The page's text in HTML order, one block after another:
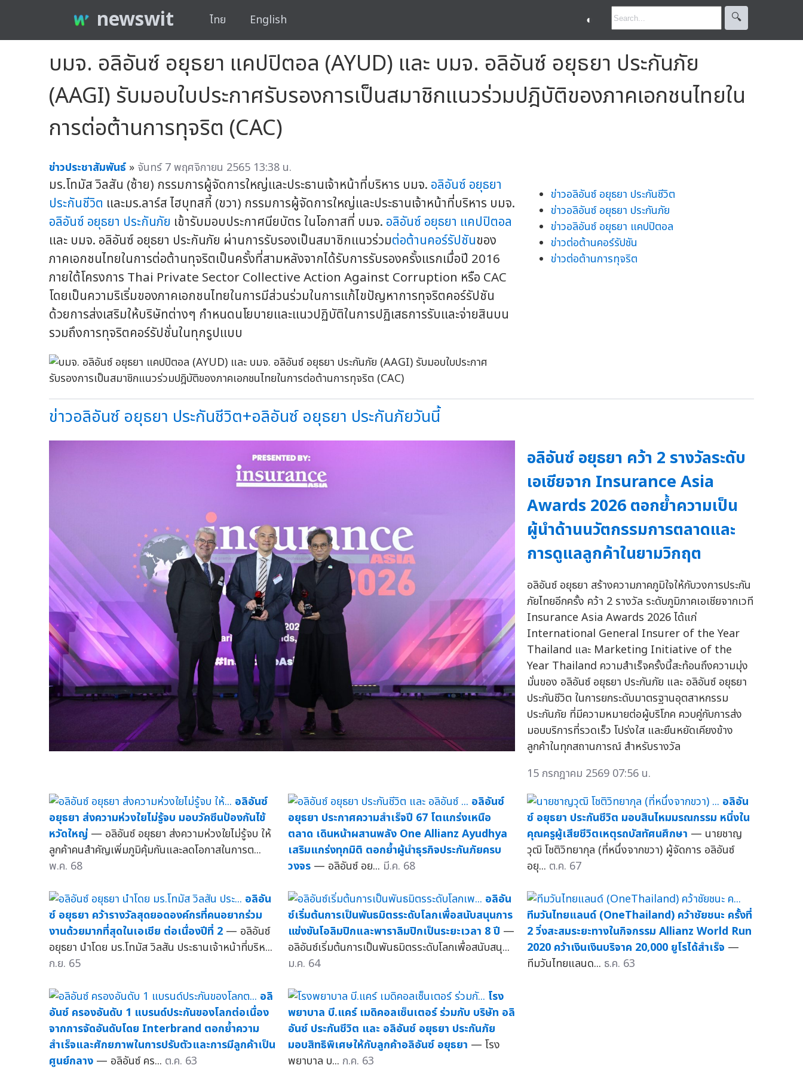
newswit ไทย English ◐ 🔍︎
บมจ. อลิอันซ์ อยุธยา แคปปิตอล (AYUD) และ บมจ. อลิอันซ์ อยุธยา ประกันภัย
(AAGI) รับมอบใบประกาศรับรองการเป็นสมาชิกแนวร่วมปฎิบัติของภาคเอกชนไทยใน
การต่อต้านการทุจริต (CAC)
ข่าวประชาสัมพันธ์ » จันทร์ 7 พฤศจิกายน 2565 13:38 น.
มร.โทมัส วิลสัน (ซ้าย) กรรมการผู้จัดการใหญ่และประธานเจ้าหน้าที่บริหาร บมจ. อลิอันซ์ อยุธยา
ประกันชีวิต และมร.ลาร์ส ไฮบุทสกี้ (ขวา) กรรมการผู้จัดการใหญ่และประธานเจ้าหน้าที่บริหาร บมจ.
อลิอันซ์ อยุธยา ประกันภัย เข้ารับมอบประกาศนียบัตร ในโอกาสที่ บมจ. อลิอันซ์ อยุธยา แคปปิตอล
และ บมจ. อลิอันซ์ อยุธยา ประกันภัย ผ่านการรับรองเป็นสมาชิกแนวร่วมต่อต้านคอร์รัปชันของ
ภาคเอกชนไทยในการต่อต้านทุจริตเป็นครั้งที่สามหลังจากได้รับการรับรองครั้งแรกเมื่อปี 2016
ภายใต้โครงการ Thai Private Sector Collective Action Against Corruption หรือ CAC
โดยเป็นความริเริ่มของภาคเอกชนไทยในการมีส่วนร่วมในการแก้ไขปัญหาการทุจริตคอร์รัปชัน
ด้วยการส่งเสริมให้บริษัทต่างๆ กำหนดนโยบายและแนวปฏิบัติในการปฏิเสธการรับและจ่ายสินบน
รวมถึงการทุจริตคอร์รัปชั่นในทุกรูปแบบ
ข่าวอลิอันซ์ อยุธยา ประกันชีวิต
ข่าวอลิอันซ์ อยุธยา ประกันภัย
ข่าวอลิอันซ์ อยุธยา แคปปิตอล
ข่าวต่อต้านคอร์รัปชัน
ข่าวต่อต้านการทุจริต
ข่าวอลิอันซ์ อยุธยา ประกันชีวิต+อลิอันซ์ อยุธยา ประกันภัยวันนี้
อลิอันซ์ อยุธยา คว้า 2 รางวัลระดับ
เอเชียจาก Insurance Asia
Awards 2026 ตอกย้ำความเป็น
ผู้นำด้านนวัตกรรมการตลาดและ
การดูแลลูกค้าในยามวิกฤต
อลิอันซ์ อยุธยา สร้างความภาคภูมิใจให้กับวงการประกัน
ภัยไทยอีกครั้ง คว้า 2 รางวัล ระดับภูมิภาคเอเชียจากเวที
Insurance Asia Awards 2026 ได้แก่
International General Insurer of the Year
Thailand และ Marketing Initiative of the
Year Thailand ความสำเร็จครั้งนี้สะท้อนถึงความมุ่ง
มั่นของ อลิอันซ์ อยุธยา ประกันภัย และ อลิอันซ์ อยุธยา
ประกันชีวิต ในการยกระดับมาตรฐานอุตสาหกรรม
ประกันภัย ที่มีความหมายต่อผู้บริโภค ควบคู่กับการส่ง
มอบบริการที่รวดเร็ว โปร่งใส และยืนหยัดเคียงข้าง
ลูกค้าในทุกสถานการณ์ สำหรับรางวัล
15 กรกฎาคม 2569 07:56 น.
อลิอันซ์
อยุธยา ส่งความห่วงใยไม่รู้จบ มอบวัคซีนป้องกันไข้
หวัดใหญ่ — อลิอันซ์ อยุธยา ส่งความห่วงใยไม่รู้จบ ให้
ลูกค้าคนสำคัญเพิ่มภูมิคุ้มกันและลดโอกาสในการต...
พ.ค. 68
อลิอันซ์
อยุธยา ประกาศความสำเร็จปี 67 โตแกร่งเหนือ
ตลาด เดินหน้าผสานพลัง One Allianz Ayudhya
เสริมแกร่งทุกมิติ ตอกย้ำผู้นำธุรกิจประกันภัยครบ
วงจร — อลิอันซ์ อย... มี.ค. 68
อลิอัน
ซ์ อยุธยา ประกันชีวิต มอบสินไหมมรณกรรม หนึ่งใน
คุณครูผู้เสียชีวิตเหตุรถบัสทัศนศึกษา — นายชาญ
วุฒิ โชติวิทยากุล (ที่หนึ่งจากขวา) ผู้จัดการ อลิอันซ์
อยุ... ต.ค. 67
อลิอัน
ซ์ อยุธยา คว้ารางวัลสุดยอดองค์กรที่คนอยากร่วม
งานด้วยมากที่สุดในเอเชีย ต่อเนื่องปีที่ 2 — อลิอันซ์
อยุธยา นำโดย มร.โทมัส วิลสัน ประธานเจ้าหน้าที่บริห...
ก.ย. 65
อลิอัน
ซ์เริ่มต้นการเป็นพันธมิตรระดับโลกเพื่อสนับสนุนการ
แข่งขันโอลิมปิกและพาราลิมปิกเป็นระยะเวลา 8 ปี —
อลิอันซ์เริ่มต้นการเป็นพันธมิตรระดับโลกเพื่อสนับสนุ...
ม.ค. 64
ทีมวันไทยแลนด์ (OneThailand) คว้าชัยชนะ ครั้งที่
2 วิ่งสะสมระยะทางในกิจกรรม Allianz World Run
2020 คว้าเงินเงินบริจาค 20,000 ยูโรได้สำเร็จ —
ทีมวันไทยแลนด... ธ.ค. 63
อลิ
อันซ์ ครองอันดับ 1 แบรนด์ประกันของโลกต่อเนื่อง
จากการจัดอันดับโดย Interbrand ตอกย้ำความ
สำเร็จและศักยภาพในการปรับตัวและการมีลูกค้าเป็น
ศูนย์กลาง — อลิอันซ์ คร... ต.ค. 63
โรง
พยาบาล บี.แคร์ เมดิคอลเซ็นเตอร์ ร่วมกับ บริษัท อลิ
อันซ์ ประกันชีวิต และ อลิอันซ์ อยุธยา ประกันภัย
มอบสิทธิพิเศษให้กับลูกค้าอลิอันซ์ อยุธยา — โรง
พยาบาล บ... ก.ค. 63